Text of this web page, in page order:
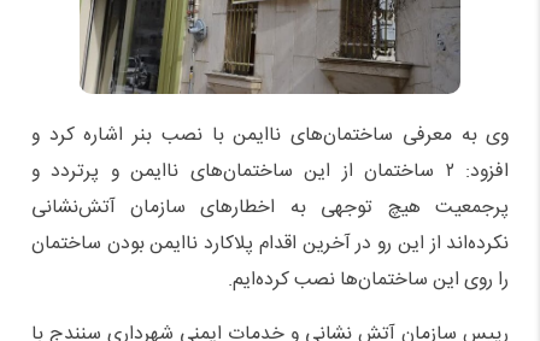
وی به معرفی ساختمان‌های ناایمن با نصب بنر اشاره کرد و
افزود: ۲ ساختمان از این ساختمان‌های ناایمن و پرتردد و
پرجمعیت هیچ توجهی به اخطارهای سازمان آتش‌نشانی
نکرده‌اند از این رو در آخرین اقدام پلاکارد ناایمن بودن ساختمان
را روی این ساختمان‌ها نصب کرده‌ایم.
رییس سازمان آتش نشانی و خدمات ایمنی شهرداری سنندج با